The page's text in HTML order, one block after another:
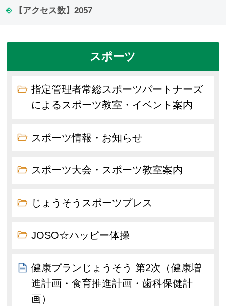
【アクセス数】 2057
スポーツ
指定管理者常総スポーツパートナーズ
によるスポーツ教室・イベント案内
スポーツ情報・お知らせ
スポーツ大会・スポーツ教室案内
じょうそうスポーツプレス
JOSO☆ハッピー体操
健康プランじょうそう 第2次（健康増
進計画・食育推進計画・歯科保健計
画）